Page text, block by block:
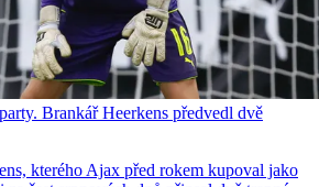
Brankář Heerkens předvedl dvě
kterého Ajax před rokem kupoval jako